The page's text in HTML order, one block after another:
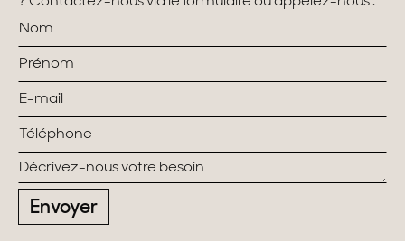
Envoyer